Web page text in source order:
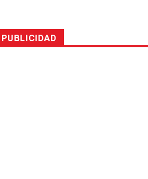
PUBLICIDAD